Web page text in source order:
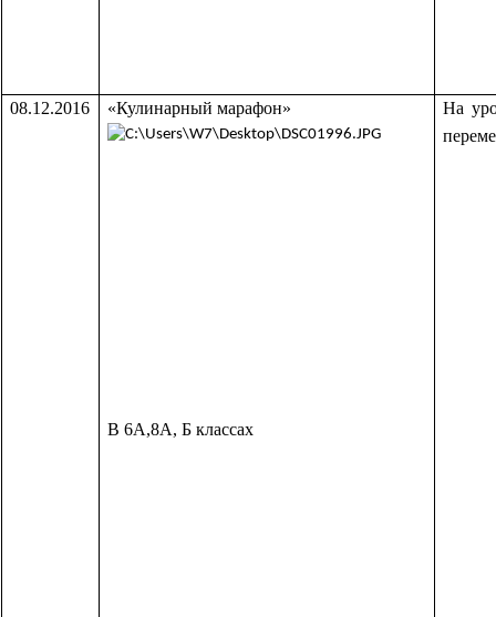
08.12.2016 «Кулинарный марафон»
В 6А,8А, Б классах
На